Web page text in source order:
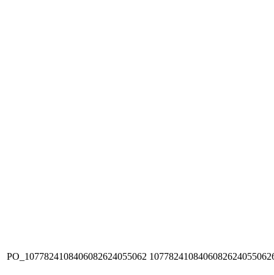
PO_1077824108406082624055062